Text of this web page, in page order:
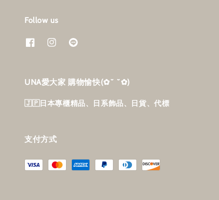
Follow us
UNA愛大家 購物愉快‎(✿˘ ˘✿)
🇯🇵日本專櫃精品、日系飾品、日貨、代標
支付方式